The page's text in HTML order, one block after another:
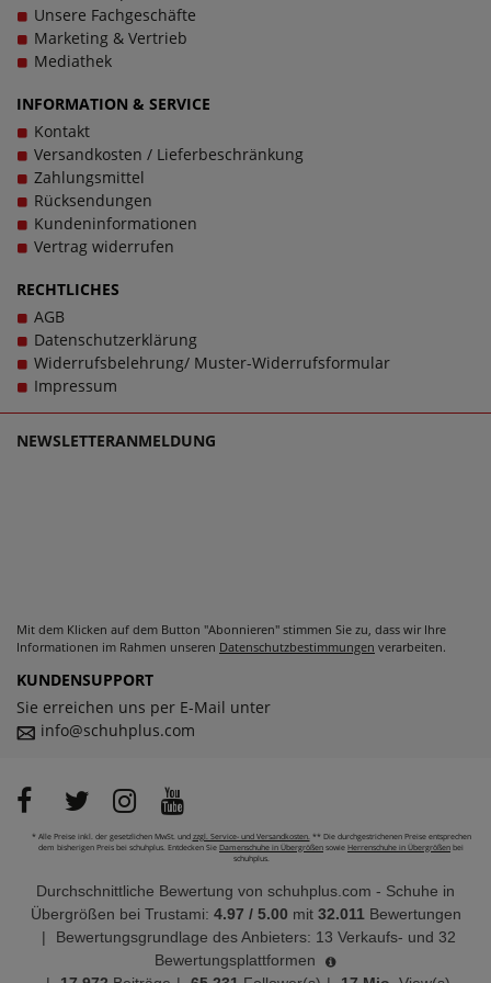
Bambuszellstoff, 20% Polyester, 5% Elasthan. Diese
Zusammensetzung ermöglicht bestes Wohlgefühl an den
Füßen.
ist der komfortable Gummibund. Dieser ist so konzipiert,
dass er sicher sitzt, ohne dabei die Haut einzuschneiden.
Das gewährleistet Tragekomfort über den ganzen Tag. Der
Gummibund sorgt dafür, dass die Socken perfekt am Fuß
bleiben ohne zu rutschen.
Unsere Fachgeschäfte
Marketing & Vertrieb
Mediathek
INFORMATION & SERVICE
Kontakt
Versandkosten / Lieferbeschränkung
Zahlungsmittel
Rücksendungen
Kundeninformationen
Vertrag widerrufen
RECHTLICHES
AGB
Datenschutzerklärung
Widerrufsbelehrung/ Muster-Widerrufsformular
Impressum
NEWSLETTERANMELDUNG
Mit dem Klicken auf dem Button "Abonnieren" stimmen Sie zu, dass wir Ihre
Informationen im Rahmen unseren Datenschutzbestimmungen verarbeiten.
KUNDENSUPPORT
Sie erreichen uns per E-Mail unter
info@schuhplus.com
* Alle Preise inkl. der gesetzlichen MwSt. und zzgl. Service- und Versandkosten. ** Die durchgestrichenen Preise entsprechen
dem bisherigen Preis bei schuhplus. Entdecken Sie Damenschuhe in Übergrößen sowie Herrenschuhe in Übergrößen bei
schuhplus.
Durchschnittliche Bewertung von schuhplus.com - Schuhe in
Übergrößen bei Trustami: 4.97 / 5.00 mit 32.011 Bewertungen
|
Bewertungsgrundlage des Anbieters: 13 Verkaufs- und 32
Bewertungsplattformen